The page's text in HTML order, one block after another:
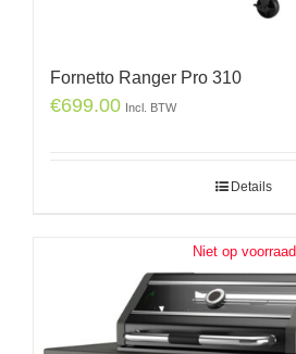
Fornetto Ranger Pro 310
€699.00 Incl. BTW
Details
Niet op voorraad